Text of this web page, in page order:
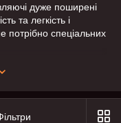
дуже поширені
та легкість і
потрібно спеціальних